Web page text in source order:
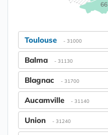
66
Toulouse - 31000
Balma - 31130
Blagnac - 31700
Aucamville - 31140
Union - 31240